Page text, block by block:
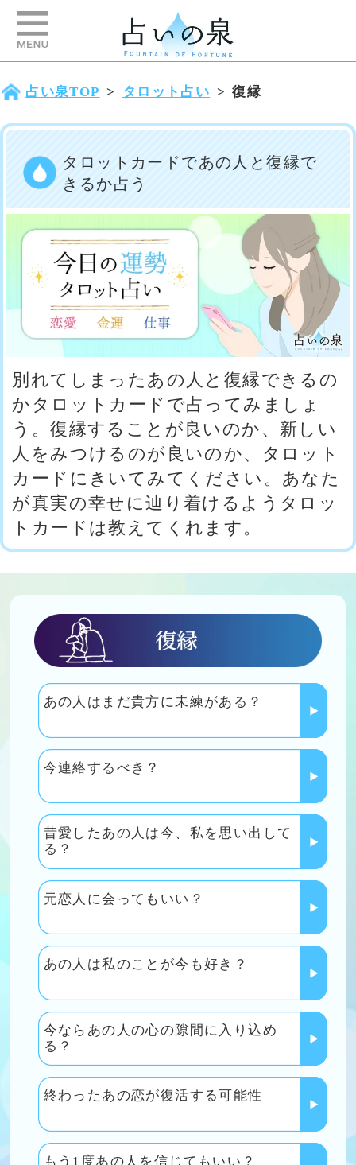
占い泉TOP > タロット占い > 復縁
きるか占う
別れてしまったあの人と復縁できるの
かタロットカードで占ってみましょ
う。復縁することが良いのか、新しい
人をみつけるのが良いのか、タロット
カードにきいてみてください。あなた
が真実の幸せに辿り着けるようタロッ
トカードは教えてくれます。
あの人はまだ貴方に未練がある？
今連絡するべき？
昔愛したあの人は今、私を思い出して
元恋人に会ってもいい？
あの人は私のことが今も好き？
今ならあの人の心の隙間に入り込め
る？
もう1度あの人を信じてもいい？
せられる？
元恋人に会ったらどうなるの？
忘れられないあの恋が復活する可能性
あの人とはもう会わないほうがいい？
私には不釣合いなあの人‥次の恋に進
むべき？